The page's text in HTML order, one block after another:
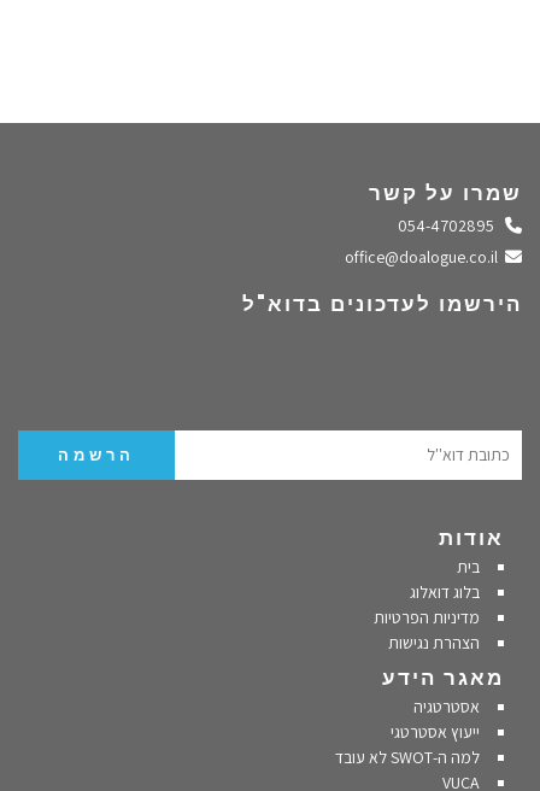
שמרו על קשר
התקשרו אלינו
שלחו מייל
הירשמו לעדכונים בדוא"ל
אודות
בית
בלוג דואלוג
מדיניות הפרטיות
הצהרת נגישות
מאגר הידע
אסטרטגיה
ייעוץ אסטרטגי
למה ה-SWOT לא עובד
VUCA